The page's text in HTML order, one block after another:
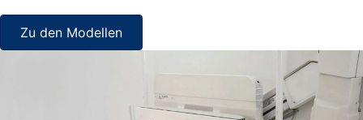
Zu den Modellen